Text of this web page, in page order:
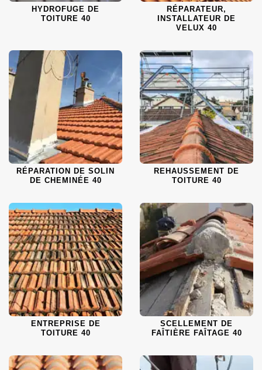
HYDROFUGE DE
TOITURE 40
RÉPARATEUR,
INSTALLATEUR DE
VELUX 40
RÉPARATION DE SOLIN
DE CHEMINÉE 40
REHAUSSEMENT DE
TOITURE 40
ENTREPRISE DE
TOITURE 40
SCELLEMENT DE
FAÎTIÈRE FAÎTAGE 40